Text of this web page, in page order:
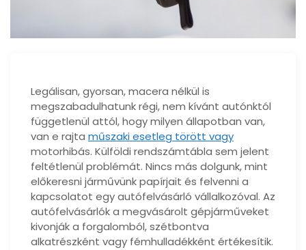
Legálisan, gyorsan, macera nélkül is
megszabadulhatunk régi, nem kívánt autónktól
függetlenül attól, hogy milyen állapotban van,
van e rajta műszaki esetleg törött vagy
motorhibás. Külföldi rendszámtábla sem jelent
feltétlenül problémát. Nincs más dolgunk, mint
előkeresni járművünk papírjait és felvenni a
kapcsolatot egy autófelvásárló vállalkozóval. Az
autófelvásárlók a megvásárolt gépjárműveket
kivonják a forgalomból, szétbontva
alkatrészként vagy fémhulladékként értékesítik.